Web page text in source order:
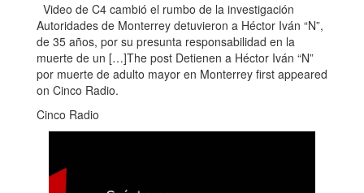
Video de C4 cambió el rumbo de la investigación
Autoridades de Monterrey detuvieron a Héctor Iván “N”,
de 35 años, por su presunta responsabilidad en la
muerte de un […]The post Detienen a Héctor Iván “N”
por muerte de adulto mayor en Monterrey first appeared
on Cinco Radio.
Cinco Radio